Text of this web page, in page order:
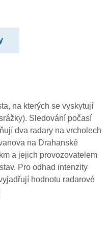
na kterých se vyskytují
Sledování počasí
dva radary na vrcholech
na Drahanské
a jejich provozovatelem
Pro odhad intenzity
hodnotu radarové